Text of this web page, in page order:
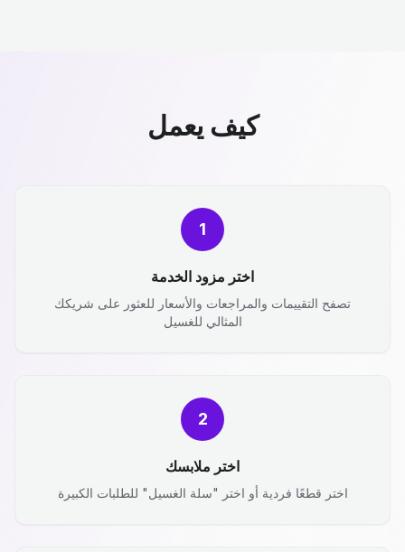
كيف يعمل
1
اختر مزود الخدمة
تصفح التقييمات والمراجعات والأسعار للعثور على شريكك
المثالي للغسيل
2
اختر ملابسك
اختر قطعًا فردية أو اختر "سلة الغسيل" للطلبات الكبيرة